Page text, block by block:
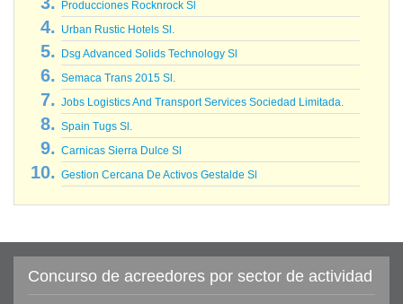
Producciones Rocknrock Sl
Urban Rustic Hotels Sl.
Dsg Advanced Solids Technology Sl
Semaca Trans 2015 Sl.
Jobs Logistics And Transport Services Sociedad Limitada.
Spain Tugs Sl.
Carnicas Sierra Dulce Sl
Gestion Cercana De Activos Gestalde Sl
Concurso de acreedores por sector de actividad